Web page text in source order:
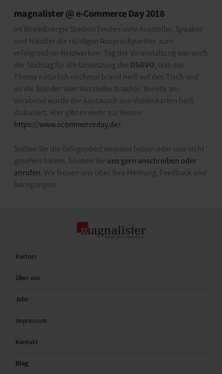
magnalister @ e-Commerce Day 2018
Im RheinEnergie Stadion fanden viele Aussteller, Speaker
und Händler die richtigen Ansprechpartner zum
erfolgreichen Netzwerken. Tag der Veranstaltung war auch
der Stichtag für die Umsetzung der DSGVO, was das
Thema natürlich nochmal brand heiß auf den Tisch und
an die Ständer aller Aussteller brachte. Bereits am
Vorabend wurde der Austausch von Visitenkarten heiß
diskutiert. Hier gibt es mehr zur Messe:
https://www.ecommerceday.de/
Sollten Sie die Gelegenheit verpasst haben oder uns nicht
gesehen haben, können Sie uns gern anschreiben oder
anrufen . Wir freuen uns über Ihre Meinung, Feedback und
Anregungen.
Partner
Über uns
Jobs
Impressum
Kontakt
Blog